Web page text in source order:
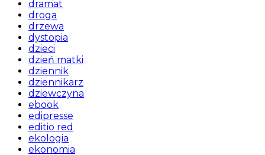
dramat
droga
drzewa
dystopia
dzieci
dzień matki
dziennik
dziennikarz
dziewczyna
ebook
edipresse
editio red
ekologia
ekonomia